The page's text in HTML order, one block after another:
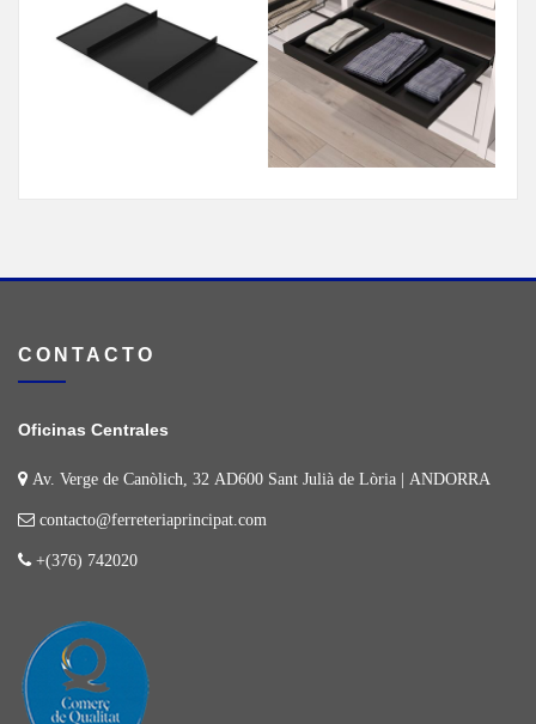
CONTACTO
Oficinas Centrales
Av. Verge de Canòlich, 32 AD600 Sant Julià de Lòria | ANDORRA
contacto@ferreteriaprincipat.com
+(376) 742020